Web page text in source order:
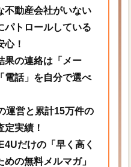
不動産会社がいない
パトロールしている
心！
果の連絡は「メー
電話」を自分で選べ
運営と累計15万件の
定実績！
だけの「早く高く
めの無料メルマガ」